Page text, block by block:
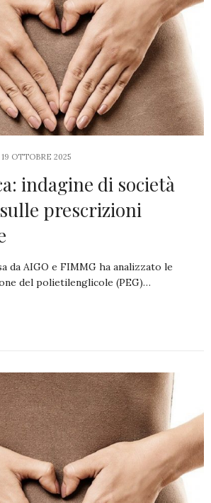
19 OTTOBRE 2025
indagine di società
prescrizioni
da AIGO e FIMMG ha analizzato le
del polietilenglicole (PEG)…